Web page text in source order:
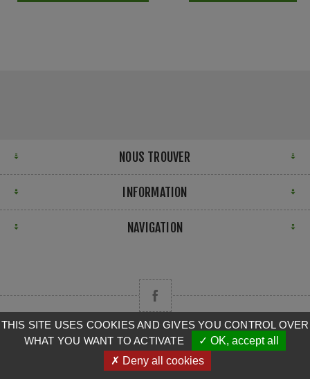
NOUS TROUVER
INFORMATION
NAVIGATION
Copyright © 2026 CAMPA. Tous droits réservés.
Powered by nopCommerce
THIS SITE USES COOKIES AND GIVES YOU CONTROL OVER
WHAT YOU WANT TO ACTIVATE
✓ OK, accept all
✗ Deny all cookies